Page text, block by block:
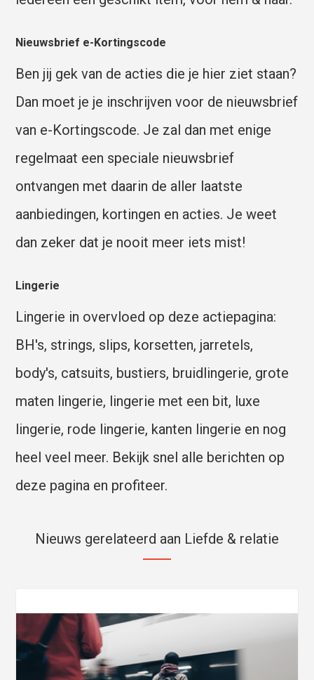
Nieuwsbrief e-Kortingscode
Ben jij gek van de acties die je hier ziet staan?
Dan moet je je inschrijven voor de nieuwsbrief
van e-Kortingscode. Je zal dan met enige
regelmaat een speciale nieuwsbrief
ontvangen met daarin de aller laatste
aanbiedingen, kortingen en acties. Je weet
dan zeker dat je nooit meer iets mist!
Lingerie
Lingerie in overvloed op deze actiepagina:
BH's, strings, slips, korsetten, jarretels,
body's, catsuits, bustiers, bruidlingerie, grote
maten lingerie, lingerie met een bit, luxe
lingerie, rode lingerie, kanten lingerie en nog
heel veel meer. Bekijk snel alle berichten op
deze pagina en profiteer.
Nieuws gerelateerd aan Liefde & relatie